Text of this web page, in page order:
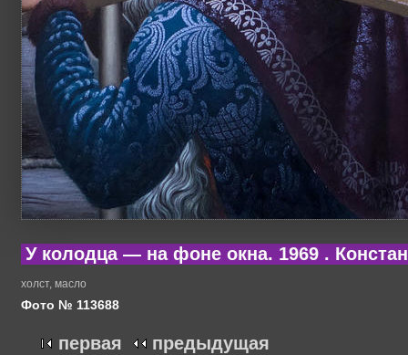
У колодца — на фоне окна. 1969 .
холст, масло
Фото № 113688
первая предыдущая